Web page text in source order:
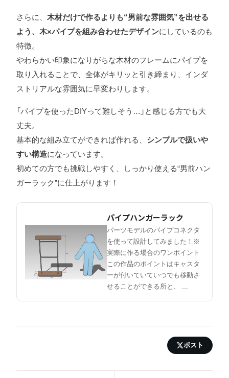
さらに、 木材だけで作るよりも“男前な雰囲気”を出せる
よう、木×パイプを組み合わせたデザインにしているのも
特徴。
やわらかい印象になりがちな木材のフレームにパイプを
取り入れることで、全体がキリッと引き締まり、インダ
ストリアルな雰囲気に早変わりします。
「パイプを使ったDIYって難しそう…」と感じる方でも大
丈夫。
基本的な組み立てができれば作れる、 シンプルで扱いや
すい構造になっています。
初めての方でも挑戦しやすく、しっかり使える“男前ハン
ガーラック”に仕上がります！
パイプハンガーラック
パーツモデルのパイプコネクタ
を使って設計してみました！※
実際に作る場合のワンポイント
この作品のポイントはキャスタ
ーが付いていていつでも移動さ
せることができる所と、 ...
ポスト